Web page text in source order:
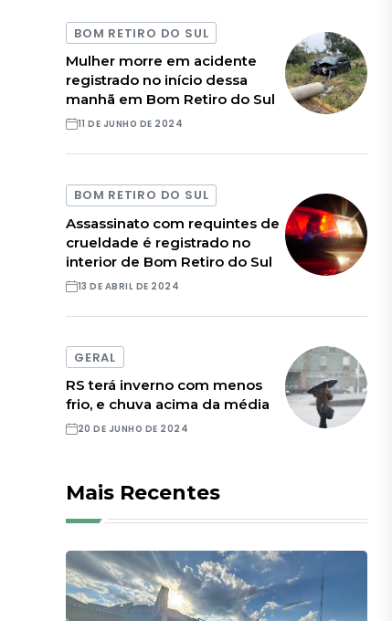
BOM RETIRO DO SUL
Mulher morre em acidente
registrado no início dessa
manhã em Bom Retiro do Sul
11 DE JUNHO DE 2024
BOM RETIRO DO SUL
Assassinato com requintes de
crueldade é registrado no
interior de Bom Retiro do Sul
13 DE ABRIL DE 2024
GERAL
RS terá inverno com menos
frio, e chuva acima da média
20 DE JUNHO DE 2024
Mais Recentes